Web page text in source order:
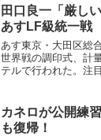
た。 宇都宮餃子協
贈呈された箕輪は...
田口良一「厳し
あすLF級統一戦
あす東京・大田区総
世界戦の調印式、計
テルで行われた。注
ンのミラン・メリン
でとも...
カネロが公開練
も復帰！